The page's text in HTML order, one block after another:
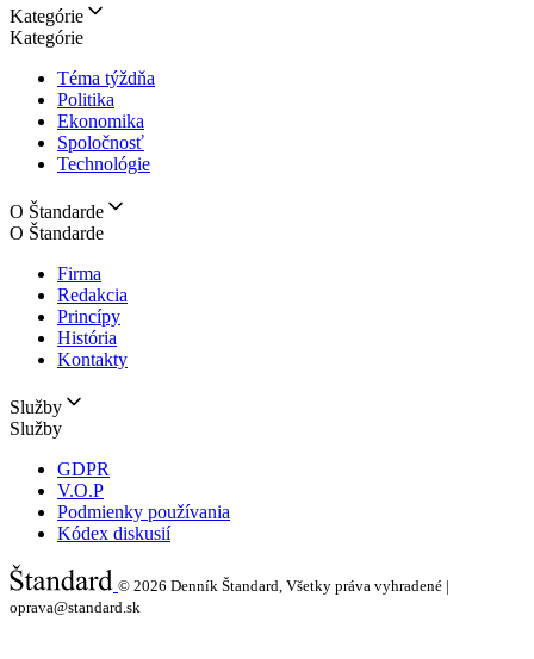
Kategórie
Kategórie
Téma týždňa
Politika
Ekonomika
Spoločnosť
Technológie
O Štandarde
O Štandarde
Firma
Redakcia
Princípy
História
Kontakty
Služby
Služby
GDPR
V.O.P
Podmienky používania
Kódex diskusií
© 2026 Denník Štandard, Všetky práva vyhradené |
oprava@standard.sk